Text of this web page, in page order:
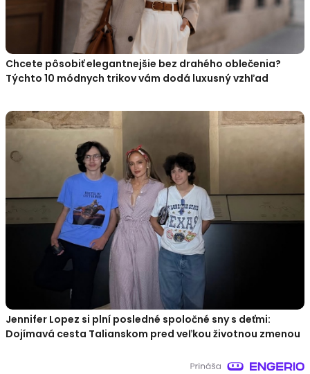
Chcete pôsobiť elegantnejšie bez drahého oblečenia?
Týchto 10 módnych trikov vám dodá luxusný vzhľad
Jennifer Lopez si plní posledné spoločné sny s deťmi:
Dojímavá cesta Talianskom pred veľkou životnou zmenou